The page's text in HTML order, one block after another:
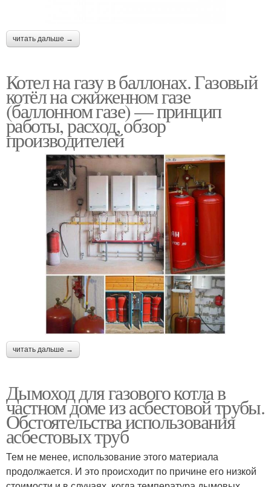
читать дальше →
Котел на газу в баллонах. Газовый
котёл на сжиженном газе
(баллонном газе) — принцип
работы, расход, обзор
производителей
читать дальше →
Дымоход для газового котла в
частном доме из асбестовой трубы.
Обстоятельства использования
асбестовых труб
Тем не менее, использование этого материала
продолжается. И это происходит по причине его низкой